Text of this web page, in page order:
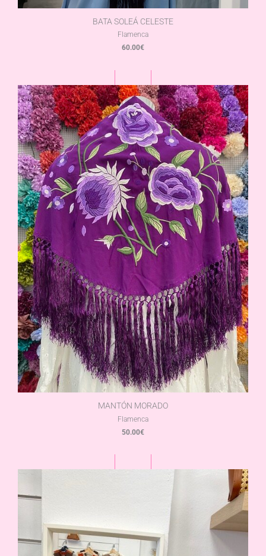
BATA SOLEÁ CELESTE
Flamenca
60.00€
MANTÓN MORADO
Flamenca
50.00€